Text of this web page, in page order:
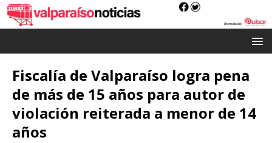
Fiscalía de Valparaíso logra pena
de más de 15 años para autor de
violación reiterada a menor de 14
años